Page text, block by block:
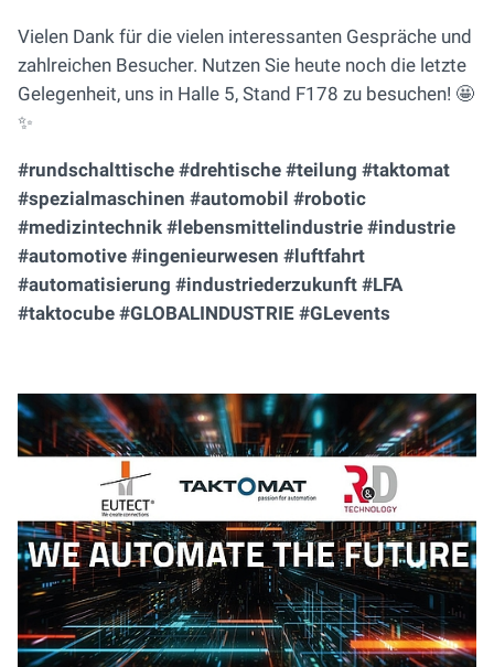
Vielen Dank für die vielen interessanten Gespräche und
zahlreichen Besucher. Nutzen Sie heute noch die letzte
Gelegenheit, uns in Halle 5, Stand F178 zu besuchen! 🤩
✨
#rundschalttische #drehtische #teilung #taktomat
#spezialmaschinen #automobil #robotic
#medizintechnik #lebensmittelindustrie #industrie
#automotive #ingenieurwesen #luftfahrt
#automatisierung #industriederzukunft #LFA
#taktocube #GLOBALINDUSTRIE #GLevents